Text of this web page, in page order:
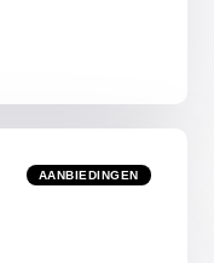
AANBIEDINGEN